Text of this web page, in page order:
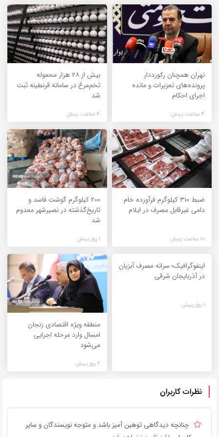
تهران همچنان رکورددار
پرونده‌های تعزیرات و مانده
اجرای احکام
4 ساعت پیش
بیش از ۲۸ هزار محموله
تخم‌مرغ در سامانه قرنطینه ثبت
شد
4 ساعت پیش
ضبط ۳۱۰ کیلوگرم فرآورده خام
دامی غیرقابل مصرف در ایلام
10 ساعت پیش
۲۰۰ کیلوگرم گوشت فاسد و
تاریخ‌گذشته در نصیرشهر معدوم
شد
1 روز پیش
اینفوگرافیک؛ سرانه مصرف آبزیان
در آذربایجان شرقی
1 روز پیش
منطقه ویژه اقتصادی زنجان
امسال وارد مرحله اجرایی
می‌شود
2 روز پیش
نظرات کاربران
چنانچه دیدگاهی توهین آمیز باشد و متوجه نویسندگان و سایر